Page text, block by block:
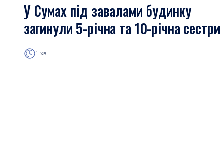
У Сумах під завалами будинку
загинули 5-річна та 10-річна сестри
1 хв